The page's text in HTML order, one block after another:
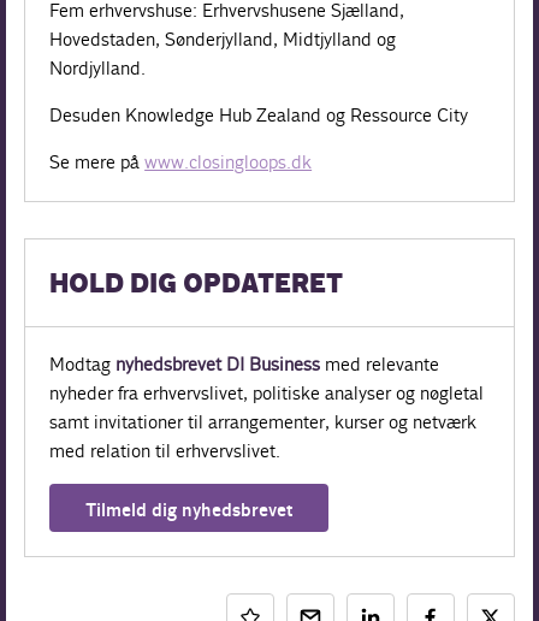
Fem erhvervshuse: Erhvervshusene Sjælland,
Hovedstaden, Sønderjylland, Midtjylland og
Nordjylland.
Desuden Knowledge Hub Zealand og Ressource City
Se mere påwww.closingloops.dk
HOLD DIG OPDATERET
Modtag nyhedsbrevet DI Business med relevante
nyheder fra erhvervslivet, politiske analyser og nøgletal
samt invitationer til arrangementer, kurser og netværk
med relation til erhvervslivet.
Tilmeld dig nyhedsbrevet